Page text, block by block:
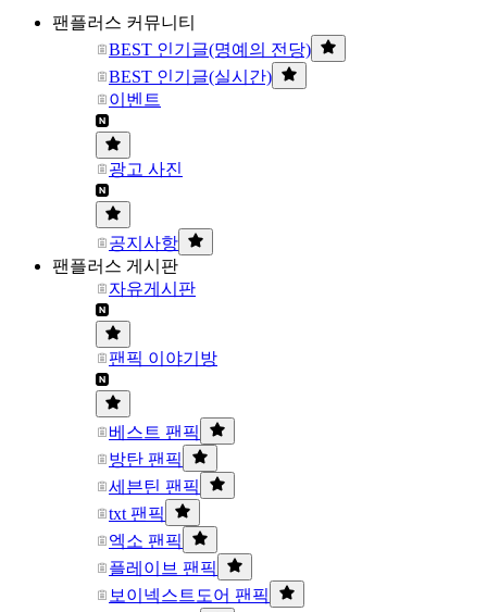
팬플러스 커뮤니티
BEST 인기글(명예의 전당)
BEST 인기글(실시간)
이벤트
광고 사진
공지사항
팬플러스 게시판
자유게시판
팬픽 이야기방
베스트 팬픽
방탄 팬픽
세븐틴 팬픽
txt 팬픽
엑소 팬픽
플레이브 팬픽
보이넥스트도어 팬픽